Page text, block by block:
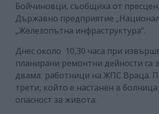
Бойчиновци, съобщиха от
Държавно предприятие
„Железопътна инфраструктура“.
Днес около 10,30 часа при
планирани ремонтни дейности са
двама работници на ЖПС Враца.
трети, който е настанен в
опасност за живота.